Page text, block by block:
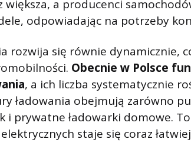
większa, a producenci
odpowiadając na potrzeby
rozwija się równie dynamicznie,
Obecnie w Polsce
, a ich liczba systematycznie
ładowania obejmują zarówno
i prywatne ładowarki domowe.
staje się coraz